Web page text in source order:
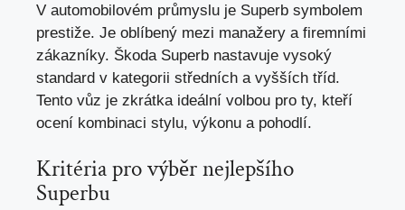
V automobilovém průmyslu je Superb symbolem
prestiže. Je oblíbený mezi manažery a firemními
zákazníky. Škoda Superb nastavuje vysoký
standard v kategorii středních a vyšších tříd.
Tento vůz je zkrátka ideální volbou pro ty, kteří
ocení kombinaci stylu, výkonu a pohodlí.
Kritéria pro výběr nejlepšího
Superbu